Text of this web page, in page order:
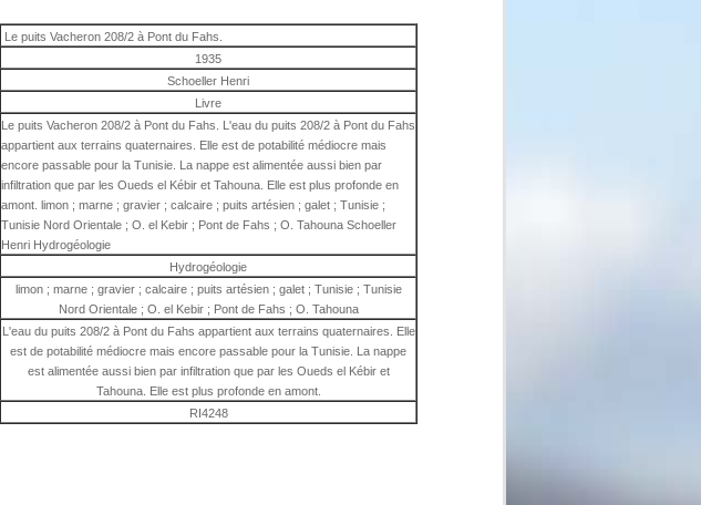
Le puits Vacheron 208/2 à Pont du Fahs.
1935
Schoeller Henri
Livre
Le puits Vacheron 208/2 à Pont du Fahs. L'eau du puits 208/2 à Pont du Fahs
appartient aux terrains quaternaires. Elle est de potabilité médiocre mais
encore passable pour la Tunisie. La nappe est alimentée aussi bien par
infiltration que par les Oueds el Kébir et Tahouna. Elle est plus profonde en
amont. limon ; marne ; gravier ; calcaire ; puits artésien ; galet ; Tunisie ;
Tunisie Nord Orientale ; O. el Kebir ; Pont de Fahs ; O. Tahouna Schoeller
Henri Hydrogéologie
Hydrogéologie
limon ; marne ; gravier ; calcaire ; puits artésien ; galet ; Tunisie ; Tunisie
Nord Orientale ; O. el Kebir ; Pont de Fahs ; O. Tahouna
L'eau du puits 208/2 à Pont du Fahs appartient aux terrains quaternaires. Elle
est de potabilité médiocre mais encore passable pour la Tunisie. La nappe
est alimentée aussi bien par infiltration que par les Oueds el Kébir et
Tahouna. Elle est plus profonde en amont.
RI4248